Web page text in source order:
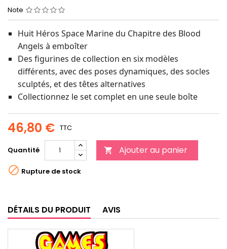
Note
Huit Héros Space Marine du Chapitre des Blood
Angels à emboîter
Des figurines de collection en six modèles
différents, avec des poses dynamiques, des socles
sculptés, et des têtes alternatives
Collectionnez le set complet en une seule boîte
46,80 € TTC
Quantité  Ajouter au panier
 Rupture de stock
DÉTAILS DU PRODUIT AVIS